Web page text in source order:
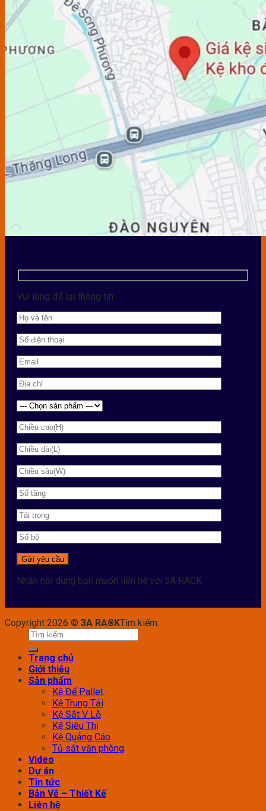
Vui lòng để lại thông tin
Nhận nội dung bạn muốn liên hệ với 3A RACK
Copyright 2026 © 3A RACKTìm kiếm:
Trang chủ
Giới thiệu
Sản phẩm
Kệ Để Pallet
Kệ Trung Tải
Kệ Sắt V Lỗ
Kệ Siêu Thị
Kệ Quảng Cáo
Tủ sắt văn phòng
Video
Dự án
Tin tức
Bản Vẽ – Thiết Kế
Liên hệ